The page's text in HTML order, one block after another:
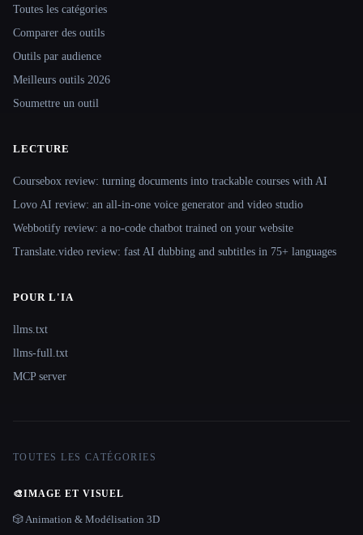
Toutes les catégories
Comparer des outils
Outils par audience
Meilleurs outils 2026
Soumettre un outil
LECTURE
Coursebox review: turning documents into trackable courses with AI
Lovo AI review: an all-in-one voice generator and video studio
Webbotify review: a no-code chatbot trained on your website
Translate.video review: fast AI dubbing and subtitles in 75+ languages
POUR L'IA
llms.txt
llms-full.txt
MCP server
TOUTES LES CATÉGORIES
🎨IMAGE ET VISUEL
🎲 Animation & Modélisation 3D